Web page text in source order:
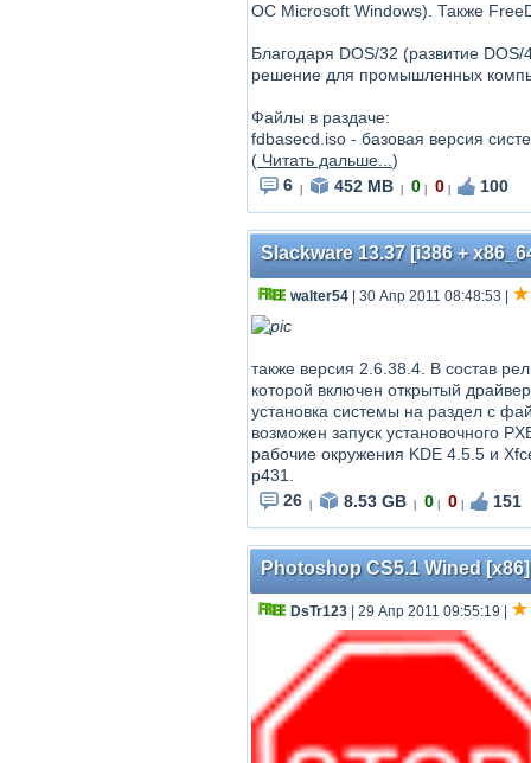
ОС Microsoft Windows). Также
Благодаря DOS/32 (развитие
решение для промышленных
Файлы в раздаче:
fdbasecd.iso - базовая версия
( Читать дальше... )
6
452 MB 0 0 100
Slackware 13.37 [i386 +
walter54 | 30 Апр 2011 08:48:53
также версия 2.6.38.4. В состав
которой включен открытый
установка системы на раздел с
возможен запуск установочного
рабочие окружения KDE 4.5.5 и
p431.
26
8.53 GB 0 0 151
Photoshop CS5.1 Wined
DsTr123 | 29 Апр 2011 09:55:19